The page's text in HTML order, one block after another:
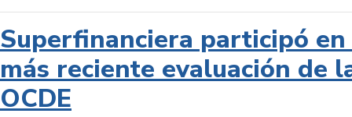
Superfinanciera participó
más reciente evaluación de
OCDE